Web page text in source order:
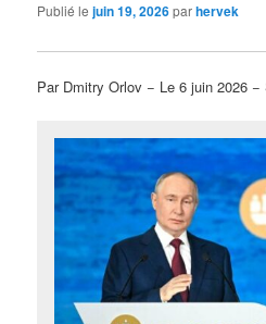
Publié lejuin 19, 2026parhervek
Par Dmitry Orlov − Le 6 juin 2026